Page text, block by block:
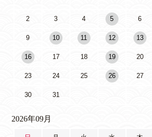
2 3 4 5 6
9 10 11 12 13
16 17 18 19 20
23 24 25 26 27
30 31
2026年09月